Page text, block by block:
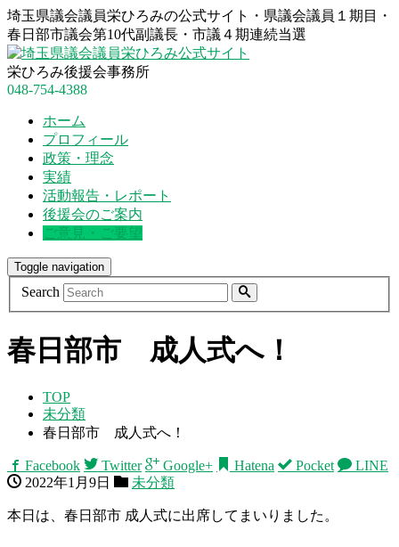
埼玉県議会議員栄ひろみの公式サイト・県議会議員１期目・
春日部市議会第10代副議長・市議４期連続当選
栄ひろみ後援会事務所
048-754-4388
ホーム
プロフィール
政策・理念
実績
活動報告・レポート
後援会のご案内
ご意見・ご要望
Toggle navigation
Search
春日部市 成人式へ！
TOP
未分類
春日部市 成人式へ！
Facebook Twitter Google+ Hatena Pocket
LINE
2022年1月9日
未分類
本日は、春日部市 成人式に出席してまいりました。